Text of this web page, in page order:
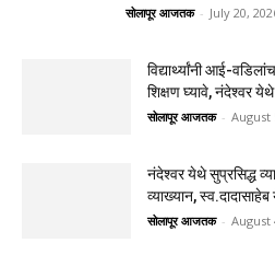
सोलापूर आजतक - July 20,
विद्यार्थ्यांनी आई-
शिक्षण घ्यावे, नंदेश्वर
सोलापूर आजतक - August
नंदेश्वर येथे सुप्रसिद्ध
व्याख्यान,
सोलापूर आजतक - August